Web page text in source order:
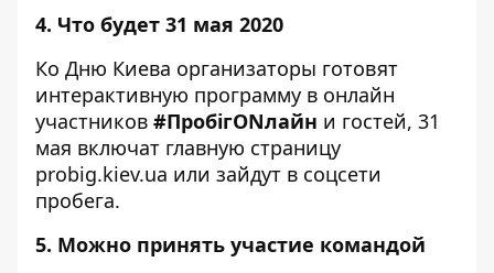
4. Что будет 31 мая 2020
Ко Дню Киева организаторы готовят
интерактивную программу в онлайн
участников #ПробігONлайн и гостей, 31
мая включат главную страницу
probig.kiev.ua или зайдут в соцсети
пробега.
5. Можно принять участие командой